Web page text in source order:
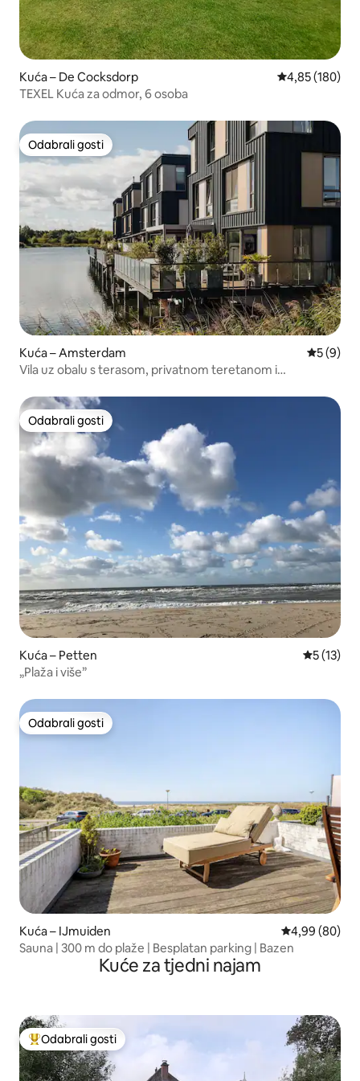
Kuća – De Cocksdorp Prosječna
4,85 (180)
TEXEL Kuća za odmor, 6 osoba
Odabrali gosti
Odabrali gosti
Kuća – Amsterdam
5 (9)
Vila uz obalu s terasom, privatnom teretanom i
Odabrali gosti
Odabrali gosti
Kuća – Petten Prosječna
5 (13)
„Plaža i više”
Odabrali gosti
Odabrali gosti
Kuća – IJmuiden Prosječna
4,99 (80)
Sauna | 300 m do plaže | Besplatan parking | Bazen
Kuće za tjedni najam
Među najviše rangiranima s oznakom „Odabrali gosti”
Odabrali gosti